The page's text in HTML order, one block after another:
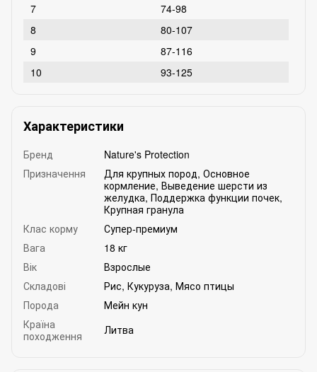
7
74-98
8
80-107
9
87-116
10
93-125
Характеристики
Бренд
Nature's Protection
Призначення
Для крупных пород, Основное
кормление, Выведение шерсти из
желудка, Поддержка функции почек,
Крупная гранула
Клас корму
Супер-премиум
Вага
18 кг
Вік
Взрослые
Складові
Рис, Кукуруза, Мясо птицы
Порода
Мейн кун
Країна
походження
Литва